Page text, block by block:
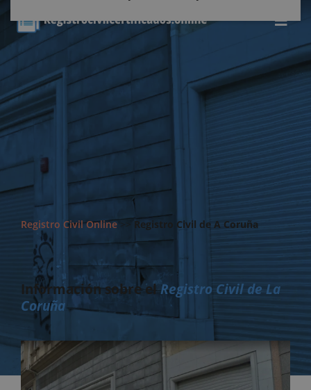
Registro Civil Online Registro Civil de A Coruña
Información sobre elRegistro Civil de La
Coruña